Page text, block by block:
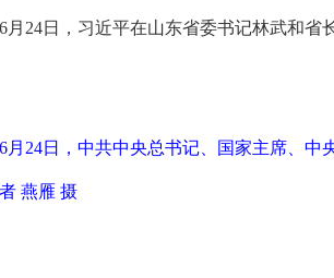
6月24日，习近平在山东省委书记林武和省
6月24日，中共中央总书记、国家主席、中
燕雁 摄